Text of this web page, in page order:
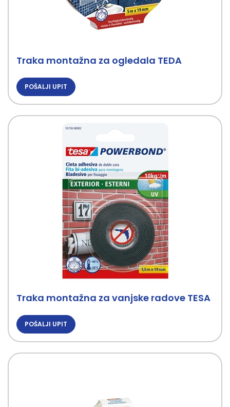
Traka montažna za ogledala TEDA
POŠALJI UPIT
Traka montažna za vanjske radove TESA
POŠALJI UPIT